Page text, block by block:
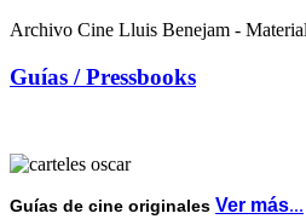
Archivo Cine Lluis Benejam -
Guías / Pressbooks
Guías de cine originales Ver más...